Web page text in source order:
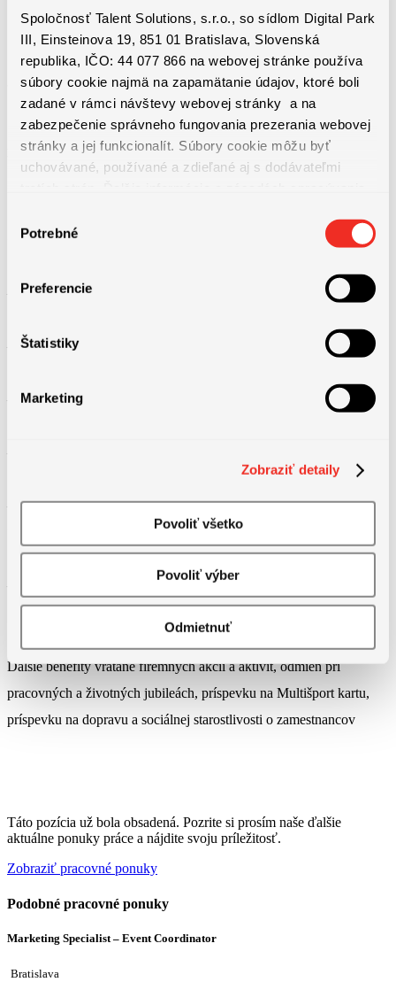
Spoločnosť Talent Solutions, s.r.o., so sídlom Digital Park
III, Einsteinova 19, 851 01 Bratislava, Slovenská
republika, IČO: 44 077 866 na webovej stránke používa
súbory cookie najmä na zapamätanie údajov, ktoré boli
zadané v rámci návštevy webovej stránky a na
zabezpečenie správneho fungovania prezerania webovej
stránky a jej funkcionalít. Súbory cookie môžu byť
uchovávané, používané a zdieľané aj s dodávateľmi
osobných údajov
súhlasu
Potrebné
Preferencie
Štatistiky
Marketing
Zobraziť detaily
Povoliť všetko
Povoliť výber
Odmietnuť
Benefity práce
+ 13,14ty plat
– odmena za výsledok hospodárenia
– príspevok zamestnávateľa na DDS
– 6 týždňov dovolenky na zotavenie
– pracovný čas : 37,5 hodín týždenne (príchod medzi 7:00 – 8:30
– nárok na príplatky podľa Zákonníka práce a Kolektívnej zmluvy
Ďalšie benefity vrátane firemných akcií a aktivít, odmien pri
pracovných a životných jubileách, príspevku na Multišport kartu,
príspevku na dopravu a sociálnej starostlivosti o zamestnancov
Táto pozícia už bola obsadená. Pozrite si prosím naše ďalšie
aktuálne ponuky práce a nájdite svoju príležitosť.
Zobraziť pracovné ponuky
Podobné pracovné ponuky
Marketing Specialist – Event Coordinator
Bratislava